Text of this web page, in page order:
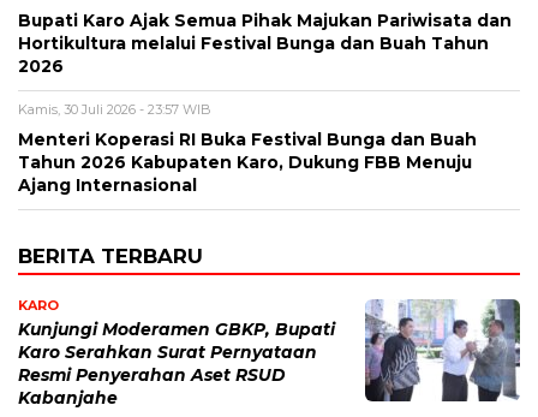
Bupati Karo Ajak Semua Pihak Majukan Pariwisata dan
Hortikultura melalui Festival Bunga dan Buah Tahun
2026
Kamis, 30 Juli 2026 - 23:57 WIB
Menteri Koperasi RI Buka Festival Bunga dan Buah
Tahun 2026 Kabupaten Karo, Dukung FBB Menuju
Ajang Internasional
BERITA TERBARU
KARO
Kunjungi Moderamen GBKP, Bupati
Karo Serahkan Surat Pernyataan
Resmi Penyerahan Aset RSUD
Kabanjahe